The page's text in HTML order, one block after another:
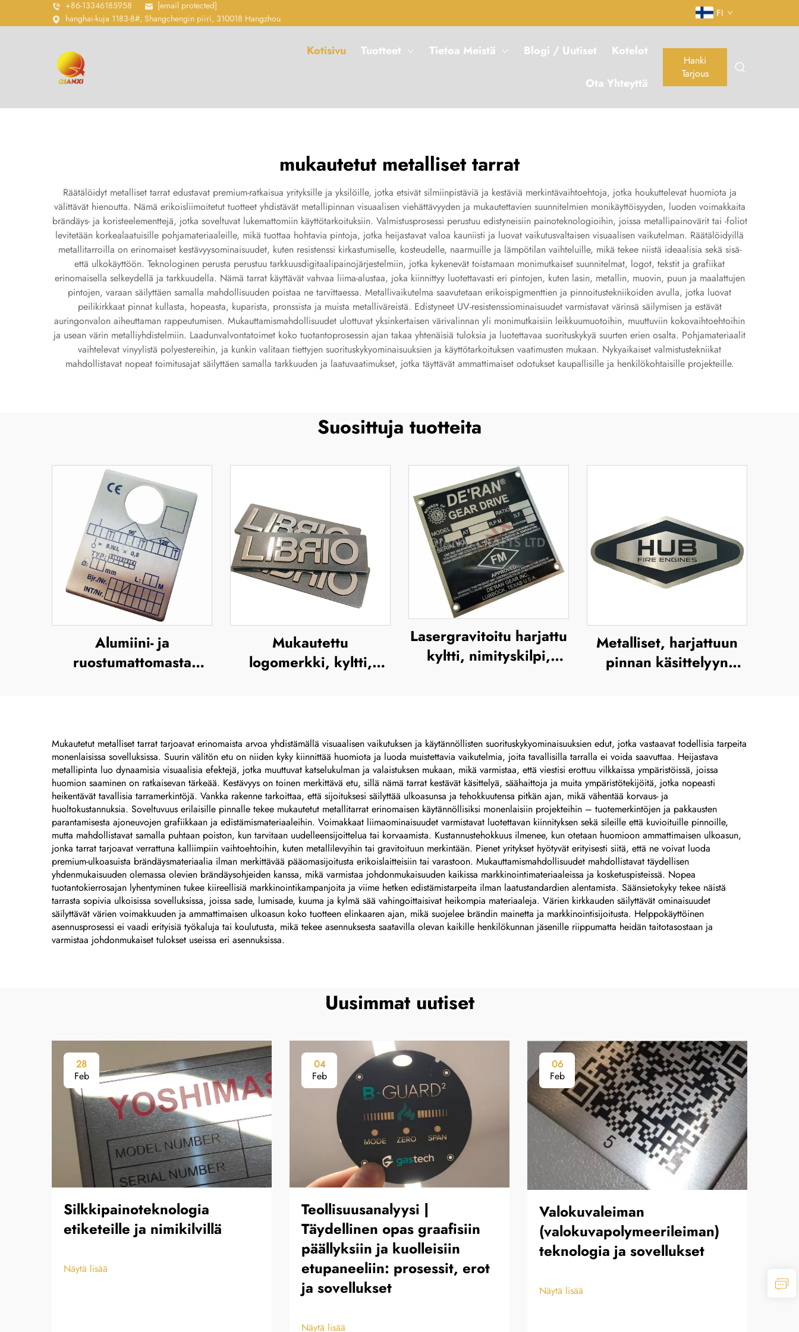
+86-13346185958
[email protected]
hanghai-kuja 1183-8#, Shangchengin piiri, 310018 Hangzhou
FI
Kotisivu Tuotteet Tietoa Meistä Blogi / Uutiset Kotelot
Ota Yhteyttä
Hanki
Tarjous
mukautetut metalliset tarrat
Räätälöidyt metalliset tarrat edustavat premium-ratkaisua yrityksille ja yksilöille, jotka etsivät silmiinpistäviä ja kestäviä merkintävaihtoehtoja, jotka houkuttelevat huomiota ja
välittävät hienoutta. Nämä erikoisliimoitetut tuotteet yhdistävät metallipinnan visuaalisen viehättävyyden ja mukautettavien suunnitelmien monikäyttöisyyden, luoden voimakkaita
brändäys- ja koristeelementtejä, jotka soveltuvat lukemattomiin käyttötarkoituksiin. Valmistusprosessi perustuu edistyneisiin painoteknologioihin, joissa metallipainovärit tai -foliot
levitetään korkealaatuisille pohjamateriaaleille, mikä tuottaa hohtavia pintoja, jotka heijastavat valoa kauniisti ja luovat vaikutusvaltaisen visuaalisen vaikutelman. Räätälöidyillä
metallitarroilla on erinomaiset kestävyysominaisuudet, kuten resistenssi kirkastumiselle, kosteudelle, naarmuille ja lämpötilan vaihteluille, mikä tekee niistä ideaalisia sekä sisä-
että ulkokäyttöön. Teknologinen perusta perustuu tarkkuusdigitaalipainojärjestelmiin, jotka kykenevät toistamaan monimutkaiset suunnitelmat, logot, tekstit ja grafiikat
erinomaisella selkeydellä ja tarkkuudella. Nämä tarrat käyttävät vahvaa liima-alustaa, joka kiinnittyy luotettavasti eri pintojen, kuten lasin, metallin, muovin, puun ja maalattujen
pintojen, varaan säilyttäen samalla mahdollisuuden poistaa ne tarvittaessa. Metallivaikutelma saavutetaan erikoispigmenttien ja pinnoitustekniikoiden avulla, jotka luovat
peilikirkkaat pinnat kullasta, hopeasta, kuparista, pronssista ja muista metalliväreistä. Edistyneet UV-resistenssiominaisuudet varmistavat värinsä säilymisen ja estävät
auringonvalon aiheuttaman rappeutumisen. Mukauttamismahdollisuudet ulottuvat yksinkertaisen värivalinnan yli monimutkaisiin leikkuumuotoihin, muuttuviin kokovaihtoehtoihin
ja usean värin metalliyhdistelmiin. Laadunvalvontatoimet koko tuotantoprosessin ajan takaa yhtenäisiä tuloksia ja luotettavaa suorituskykyä suurten erien osalta. Pohjamateriaalit
vaihtelevat vinyylistä polyestereihin, ja kunkin valitaan tiettyjen suorituskykyominaisuuksien ja käyttötarkoituksen vaatimusten mukaan. Nykyaikaiset valmistustekniikat
mahdollistavat nopeat toimitusajat säilyttäen samalla tarkkuuden ja laatuvaatimukset, jotka täyttävät ammattimaiset odotukset kaupallisille ja henkilökohtaisille projekteille.
Suosittuja tuotteita
Alumiini- ja
ruostumattomasta
silkkipainokseen ja
offsetpainokseen
soveltuvat
metallinimikilvet sekä
korostettu metallilevy
Mukautettu
logomerkki, kyltti,
metallinimikilpi
Lasergravitoitu harjattu
kyltti, nimityskilpi,
nimityskilpi
Metalliset, harjattuun
pinnan käsittelyyn
teräksestä valmistettuja
kilviä, syövytettyjä
nimikilviä, merkkiä,
lasergraavattuja
anodisoituja
alumiinikilviä,
tarrakilviä
Mukautetut metalliset tarrat tarjoavat erinomaista arvoa yhdistämällä visuaalisen vaikutuksen ja käytännöllisten suorituskykyominaisuuksien edut, jotka vastaavat todellisia tarpeita
monenlaisissa sovelluksissa. Suurin välitön etu on niiden kyky kiinnittää huomiota ja luoda muistettavia vaikutelmia, joita tavallisilla tarralla ei voida saavuttaa. Heijastava
metallipinta luo dynaamisia visuaalisia efektejä, jotka muuttuvat katselukulman ja valaistuksen mukaan, mikä varmistaa, että viestisi erottuu vilkkaissa ympäristöissä, joissa
huomion saaminen on ratkaisevan tärkeää. Kestävyys on toinen merkittävä etu, sillä nämä tarrat kestävät käsittelyä, säähaittoja ja muita ympäristötekijöitä, jotka nopeasti
heikentävät tavallisia tarramerkintöjä. Vankka rakenne tarkoittaa, että sijoituksesi säilyttää ulkoasunsa ja tehokkuutensa pitkän ajan, mikä vähentää korvaus- ja
huoltokustannuksia. Soveltuvuus erilaisille pinnalle tekee mukautetut metallitarrat erinomaisen käytännöllisiksi monenlaisiin projekteihin – tuotemerkintöjen ja pakkausten
parantamisesta ajoneuvojen grafiikkaan ja edistämismateriaaleihin. Voimakkaat liimaominaisuudet varmistavat luotettavan kiinnityksen sekä sileille että kuvioituille pinnoille,
mutta mahdollistavat samalla puhtaan poiston, kun tarvitaan uudelleensijoittelua tai korvaamista. Kustannustehokkuus ilmenee, kun otetaan huomioon ammattimaisen ulkoasun,
jonka tarrat tarjoavat verrattuna kalliimpiin vaihtoehtoihin, kuten metallilevyihin tai gravitoituun merkintään. Pienet yritykset hyötyvät erityisesti siitä, että ne voivat luoda
premium-ulkoasuista brändäysmateriaalia ilman merkittävää pääomasijoitusta erikoislaitteisiin tai varastoon. Mukauttamismahdollisuudet mahdollistavat täydellisen
yhdenmukaisuuden olemassa olevien brändäysohjeiden kanssa, mikä varmistaa johdonmukaisuuden kaikissa markkinointimateriaaleissa ja kosketuspisteissä. Nopea
tuotantokierrosajan lyhentyminen tukee kiireellisiä markkinointikampanjoita ja viime hetken edistämistarpeita ilman laatustandardien alentamista. Säänsietokyky tekee näistä
tarrasta sopivia ulkoisissa sovelluksissa, joissa sade, lumisade, kuuma ja kylmä sää vahingoittaisivat heikompia materiaaleja. Värien kirkkauden säilyttävät ominaisuudet
säilyttävät värien voimakkuuden ja ammattimaisen ulkoasun koko tuotteen elinkaaren ajan, mikä suojelee brändin mainetta ja markkinointisijoitusta. Helppokäyttöinen
asennusprosessi ei vaadi erityisiä työkaluja tai koulutusta, mikä tekee asennuksesta saatavilla olevan kaikille henkilökunnan jäsenille riippumatta heidän taitotasostaan ja
varmistaa johdonmukaiset tulokset useissa eri asennuksissa.
Uusimmat uutiset
28
Feb
Silkkipainoteknologia
etiketeille ja nimikilvillä
Näytä lisää
04
Feb
Teollisuusanalyysi |
Täydellinen opas graafisiin
päällyksiin ja kuolleisiin
etupaneeliin: prosessit, erot
ja sovellukset
Näytä lisää
06
Feb
Valokuvaleiman
(valokuvapolymeerileiman)
teknologia ja sovellukset
Näytä lisää